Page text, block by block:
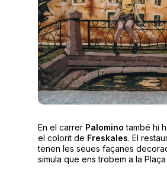
En el carrer Palomino també hi
el colorit de Freskales. El
tenen les seues façanes
simula que ens trobem a la